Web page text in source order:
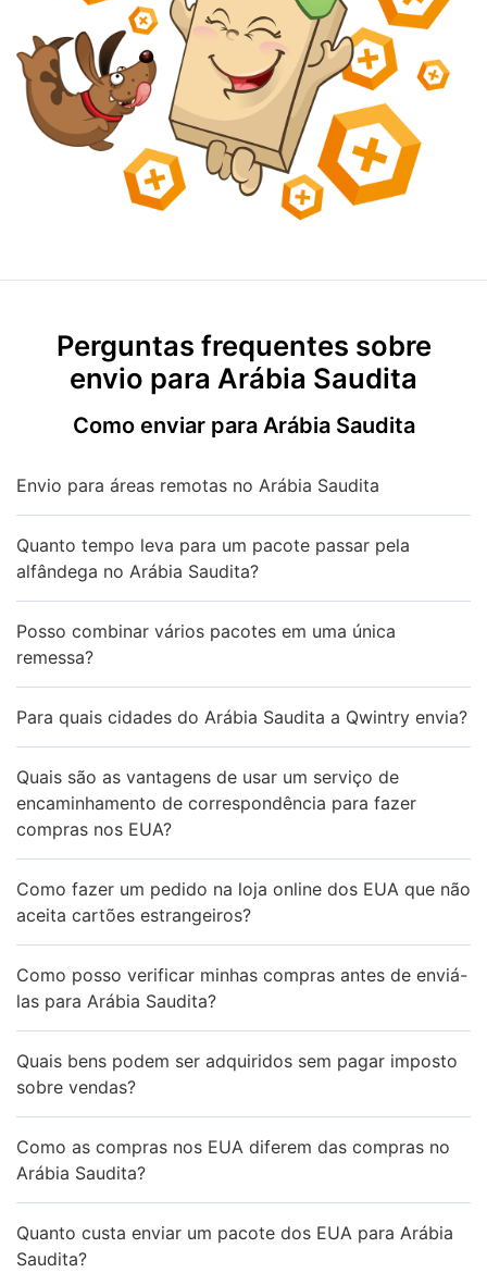
Perguntas frequentes sobre
envio para Arábia Saudita
Como enviar para Arábia Saudita
Envio para áreas remotas no Arábia Saudita
Quanto tempo leva para um pacote passar pela
alfândega no Arábia Saudita?
Posso combinar vários pacotes em uma única
remessa?
Para quais cidades do Arábia Saudita a Qwintry envia?
Quais são as vantagens de usar um serviço de
encaminhamento de correspondência para fazer
compras nos EUA?
Como fazer um pedido na loja online dos EUA que não
aceita cartões estrangeiros?
Como posso verificar minhas compras antes de enviá-
las para Arábia Saudita?
Quais bens podem ser adquiridos sem pagar imposto
sobre vendas?
Como as compras nos EUA diferem das compras no
Arábia Saudita?
Quanto custa enviar um pacote dos EUA para Arábia
Saudita?